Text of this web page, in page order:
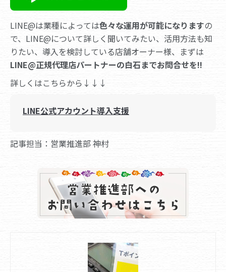
LINE@は業種によっては色々な運用が可能になりますの
で、LINE@について詳しく聞いてみたい、活用方法も知
りたい、導入を検討している店舗オーナー様、まずは
LINE@正規代理店パートナーの白石までお問合せを!!
詳しくはこちらから↓↓↓
LINE公式アカウント導入支援
記事担当：営業推進部 神村